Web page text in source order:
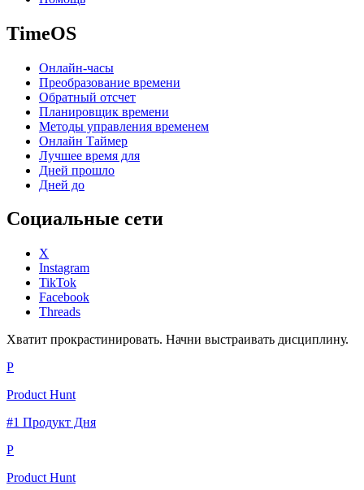
TimeOS
Онлайн-часы
Преобразование времени
Обратный отсчет
Планировщик времени
Методы управления временем
Онлайн Таймер
Лучшее время для
Дней прошло
Дней до
Социальные сети
X
Instagram
TikTok
Facebook
Threads
Хватит прокрастинировать. Начни выстраивать дисциплину.
P
Product Hunt
#1 Продукт Дня
P
Product Hunt